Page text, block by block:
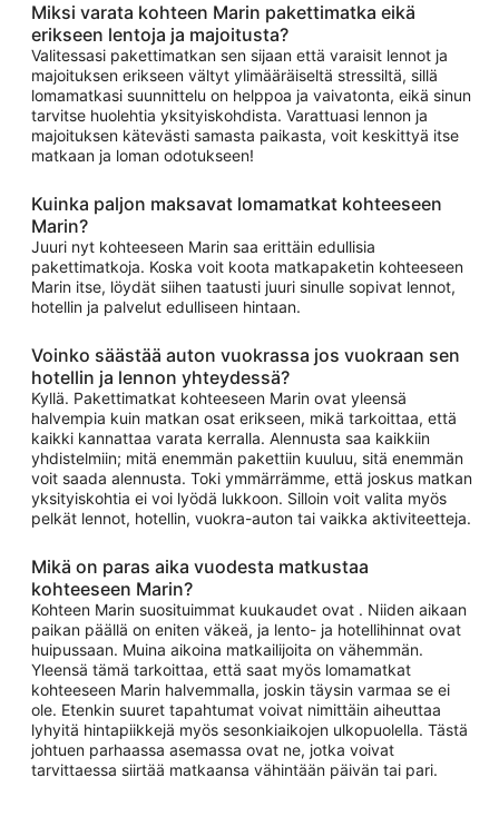
Miksi varata kohteen Marin pakettimatka eikä
erikseen lentoja ja majoitusta?
Valitessasi pakettimatkan sen sijaan että varaisit lennot ja
majoituksen erikseen vältyt ylimääräiseltä stressiltä, sillä
lomamatkasi suunnittelu on helppoa ja vaivatonta, eikä sinun
tarvitse huolehtia yksityiskohdista. Varattuasi lennon ja
majoituksen kätevästi samasta paikasta, voit keskittyä itse
matkaan ja loman odotukseen!
Kuinka paljon maksavat lomamatkat kohteeseen
Marin?
Juuri nyt kohteeseen Marin saa erittäin edullisia
pakettimatkoja. Koska voit koota matkapaketin kohteeseen
Marin itse, löydät siihen taatusti juuri sinulle sopivat lennot,
hotellin ja palvelut edulliseen hintaan.
Voinko säästää auton vuokrassa jos vuokraan sen
hotellin ja lennon yhteydessä?
Kyllä. Pakettimatkat kohteeseen Marin ovat yleensä
halvempia kuin matkan osat erikseen, mikä tarkoittaa, että
kaikki kannattaa varata kerralla. Alennusta saa kaikkiin
yhdistelmiin; mitä enemmän pakettiin kuuluu, sitä enemmän
voit saada alennusta. Toki ymmärrämme, että joskus matkan
yksityiskohtia ei voi lyödä lukkoon. Silloin voit valita myös
pelkät lennot, hotellin, vuokra-auton tai vaikka aktiviteetteja.
Mikä on paras aika vuodesta matkustaa
kohteeseen Marin?
Kohteen Marin suosituimmat kuukaudet ovat . Niiden aikaan
paikan päällä on eniten väkeä, ja lento- ja hotellihinnat ovat
huipussaan. Muina aikoina matkailijoita on vähemmän.
Yleensä tämä tarkoittaa, että saat myös lomamatkat
kohteeseen Marin halvemmalla, joskin täysin varmaa se ei
ole. Etenkin suuret tapahtumat voivat nimittäin aiheuttaa
lyhyitä hintapiikkejä myös sesonkiaikojen ulkopuolella. Tästä
johtuen parhaassa asemassa ovat ne, jotka voivat
tarvittaessa siirtää matkaansa vähintään päivän tai pari.